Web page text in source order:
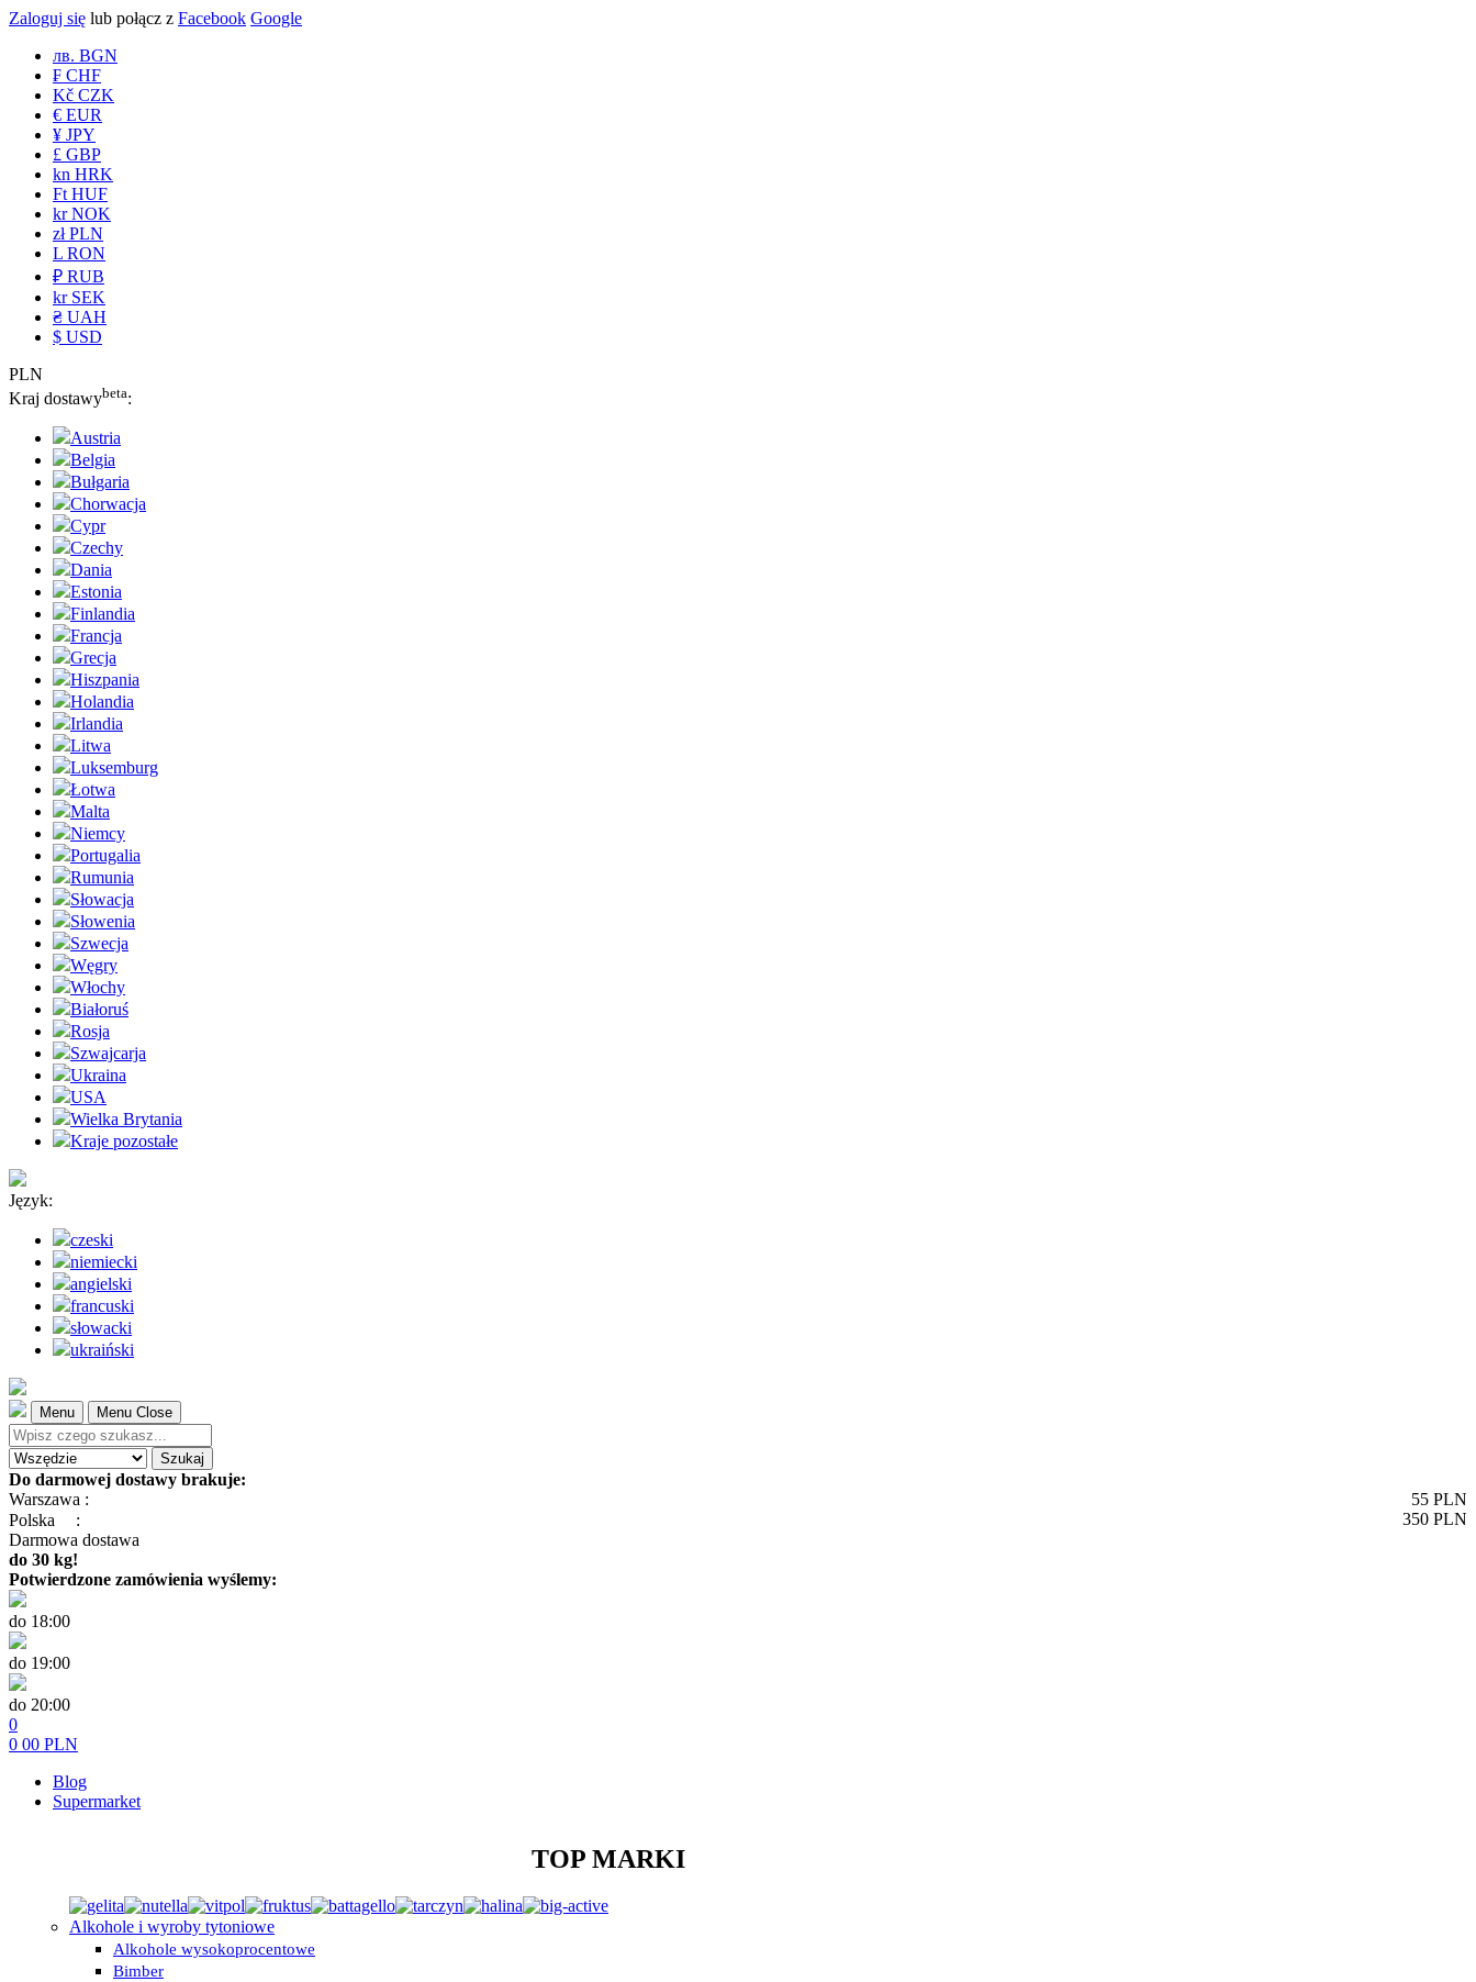
Zaloguj się lub połącz z Facebook Google
лв. BGN
₣ CHF
Kč CZK
€ EUR
¥ JPY
£ GBP
kn HRK
Ft HUF
kr NOK
zł PLN
L RON
₽ RUB
kr SEK
₴ UAH
$ USD
PLN
Kraj dostawybeta:
Austria
Belgia
Bułgaria
Chorwacja
Cypr
Czechy
Dania
Estonia
Finlandia
Francja
Grecja
Hiszpania
Holandia
Irlandia
Litwa
Luksemburg
Łotwa
Malta
Niemcy
Portugalia
Rumunia
Słowacja
Słowenia
Szwecja
Węgry
Włochy
Białoruś
Rosja
Szwajcarja
Ukraina
USA
Wielka Brytania
Kraje pozostałe
Język:
czeski
niemiecki
angielski
francuski
słowacki
ukraiński
Menu Menu Close
Szukaj
Do darmowej dostawy brakuje:
Warszawa :
55 PLN
Polska
: 350 PLN
Darmowa dostawa
do 30 kg!
Potwierdzone zamówienia wyślemy:
do 18:00
do 19:00
do 20:00
0
0 00 PLN
Blog
Supermarket
TOP MARKI
Alkohole i wyroby tytoniowe
Alkohole wysokoprocentowe
Bimber